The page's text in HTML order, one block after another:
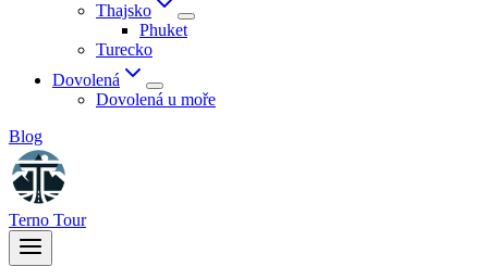
Thajsko
Phuket
Turecko
Dovolená
Dovolená u moře
Blog
Terno Tour